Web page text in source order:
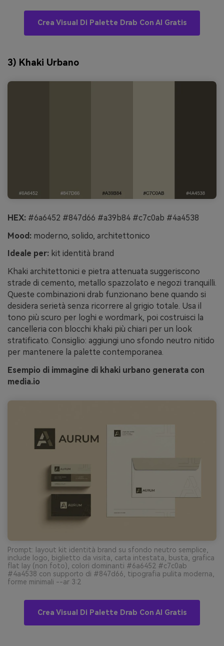
Crea Visual Di Palette Drab Con AI Gratis
3) Khaki Urbano
HEX: #6a6452 #847d66 #a39b84 #c7c0ab #4a4538
Mood: moderno, solido, architettonico
Ideale per: kit identità brand
Khaki architettonici e pietra attenuata suggeriscono
strade di cemento, metallo spazzolato e negozi tranquilli.
Queste combinazioni drab funzionano bene quando si
desidera serietà senza ricorrere al grigio totale. Usa il
tono più scuro per loghi e wordmark, poi costruisci la
cancelleria con blocchi khaki più chiari per un look
stratificato. Consiglio: aggiungi uno sfondo neutro nitido
per mantenere la palette contemporanea.
Esempio di immagine di khaki urbano generata con
media.io
Prompt: layout kit identità brand su sfondo neutro semplice,
include logo, biglietto da visita, carta intestata, busta, grafica
flat lay (non foto), colori dominanti #6a6452 #c7c0ab
#4a4538 con supporto di #847d66, tipografia pulita moderna,
forme minimali --ar 3:2
Crea Visual Di Palette Drab Con AI Gratis